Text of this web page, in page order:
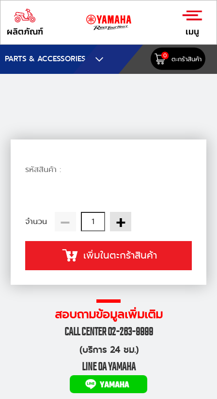
ผลิตภัณฑ์ เมนู
PARTS & ACCESSORIES 0 ตะกร้าสินค้า
รหัสสินค้า :
จำนวน - +
เพิ่มในตะกร้าสินค้า
สอบถามข้อมูลเพิ่มเติม
CALL CENTER 02-263-9999
(บริการ 24 ชม.)
LINE OA YAMAHA